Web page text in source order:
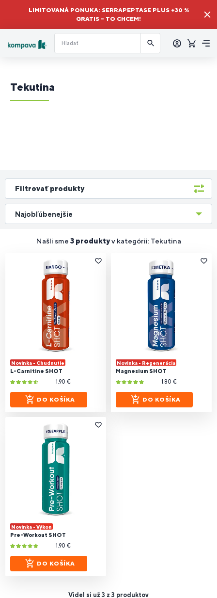
LIMITOVANÁ PONUKA: SERRAPEPTASE PLUS +30 %
GRATIS – TO CHCEM!
sa
Košík
Tekutina
Filtrovať produkty
Našli sme 3 produktyv kategórii: Tekutina
Najobľúbenejšie
Novinka - Chudnutie
L-Carnitine SHOT
1.90 €
DO KOŠÍKA
Novinka - Regenerácia
Magnesium SHOT
1.80 €
DO KOŠÍKA
Novinka - Výkon
Pre-Workout SHOT
1.90 €
DO KOŠÍKA
Videl si už 3 z 3 produktov